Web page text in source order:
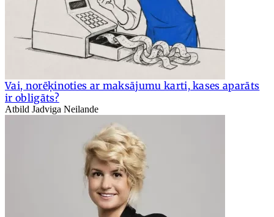
Vai, norēķinoties ar maksājumu karti, kases aparāts
ir obligāts?
Atbild Jadviga Neilande